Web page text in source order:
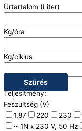
Űrtartalom (Liter)
Kg/óra
Kg/ciklus
Szűrés
Teljesítmény:
Feszültség (V)
1,87
220 230
~ 1N x 230 V, 50 Hz